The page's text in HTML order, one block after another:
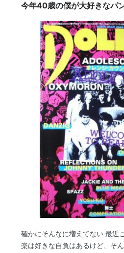
今年40歳の僕が大好きなパ
確かにそんなに増えてない 最近
楽は好きな自負はあるけど、そ